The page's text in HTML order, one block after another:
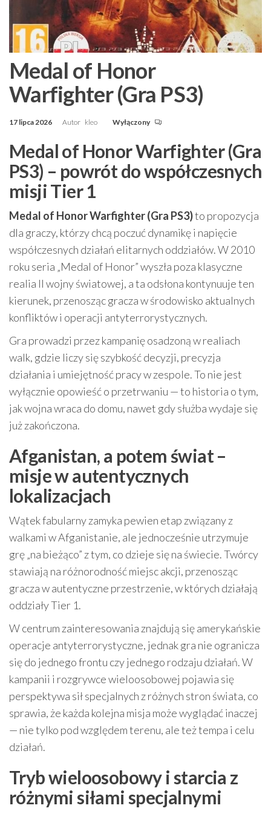
Medal of Honor
Warfighter (Gra PS3)
17 lipca 2026 Autor kleo Wyłączony
Medal of Honor Warfighter (Gra
PS3) – powrót do współczesnych
misji Tier 1
Medal of Honor Warfighter (Gra PS3)to propozycja
dla graczy, którzy chcą poczuć dynamikę i napięcie
współczesnych działań elitarnych oddziałów. W 2010
roku seria „Medal of Honor” wyszła poza klasyczne
realia II wojny światowej, a ta odsłona kontynuuje ten
kierunek, przenosząc gracza w środowisko aktualnych
konfliktów i operacji antyterrorystycznych.
Gra prowadzi przez kampanię osadzoną w realiach
walk, gdzie liczy się szybkość decyzji, precyzja
działania i umiejętność pracy w zespole. To nie jest
wyłącznie opowieść o przetrwaniu — to historia o tym,
jak wojna wraca do domu, nawet gdy służba wydaje się
już zakończona.
Afganistan, a potem świat –
misje w autentycznych
lokalizacjach
Wątek fabularny zamyka pewien etap związany z
walkami w Afganistanie, ale jednocześnie utrzymuje
grę „na bieżąco” z tym, co dzieje się na świecie. Twórcy
stawiają na różnorodność miejsc akcji, przenosząc
gracza w autentyczne przestrzenie, w których działają
oddziały Tier 1.
W centrum zainteresowania znajdują się amerykańskie
operacje antyterrorystyczne, jednak gra nie ogranicza
się do jednego frontu czy jednego rodzaju działań. W
kampanii i rozgrywce wieloosobowej pojawia się
perspektywa sił specjalnych z różnych stron świata, co
sprawia, że każda kolejna misja może wyglądać inaczej
— nie tylko pod względem terenu, ale też tempa i celu
działań.
Tryb wieloosobowy i starcia z
różnymi siłami specjalnymi